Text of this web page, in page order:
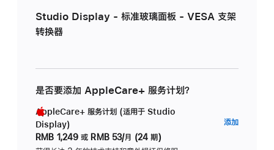
Studio Display - 标准玻璃面板 - VESA 支架
转换器
是否要添加 AppleCare+ 服务计划？
AppleCare+ 服务计划 (适用于 Studio
Display)
RMB 1,249 或 RMB 53/月 (24 期)
添加